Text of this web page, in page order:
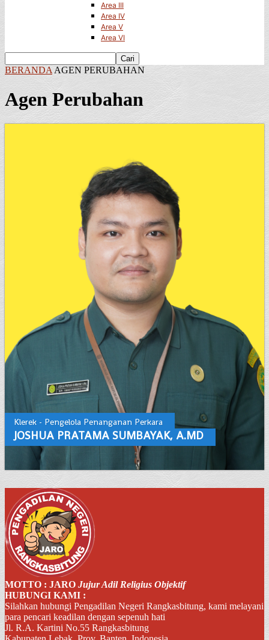
Area III
Area IV
Area V
Area VI
BERANDA AGEN PERUBAHAN
Agen Perubahan
Klerek - Pengelola Penanganan Perkara
JOSHUA PRATAMA SUMBAYAK, A.MD
MOTTO : JARO Jujur Adil Religius Objektif
HUBUNGI KAMI :
Silahkan hubungi Pengadilan Negeri Rangkasbitung, kami melayani
para pencari keadilan dengan sepenuh hati
Jl. R.A. Kartini No.55 Rangkasbitung